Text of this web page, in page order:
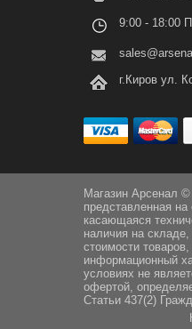
9:00 - 18:00
г.Киров ул.
Магазин Арсенал
представленная
касающаяся
наличия на
стоимости товаров,
информационный
условиях не
офертой,
Статьи 437(2)